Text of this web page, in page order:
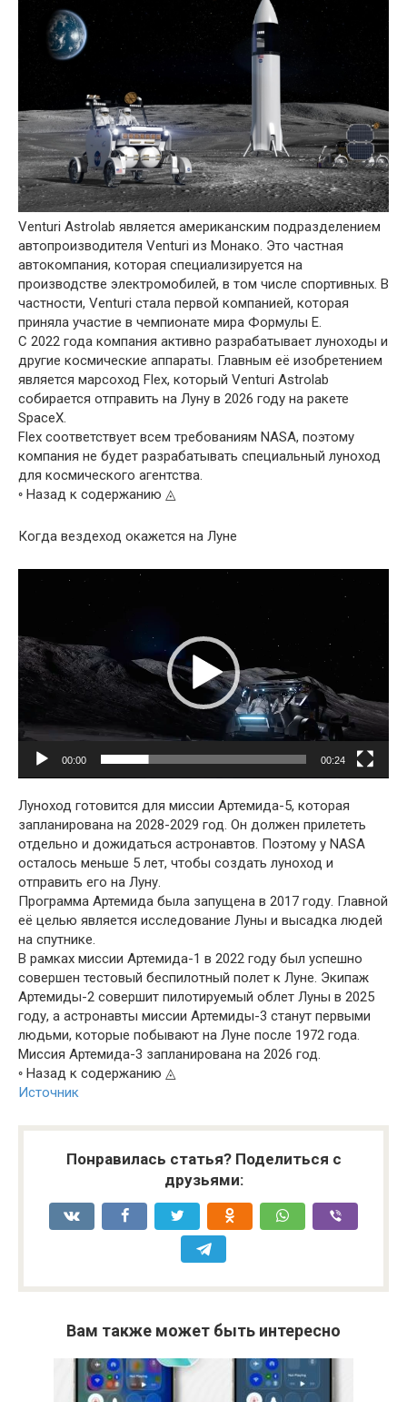
Venturi Astrolab является американским подразделением
автопроизводителя Venturi из Монако. Это частная
автокомпания, которая специализируется на
производстве электромобилей, в том числе спортивных. В
частности, Venturi стала первой компанией, которая
приняла участие в чемпионате мира Формулы E.
С 2022 года компания активно разрабатывает луноходы и
другие космические аппараты. Главным её изобретением
является марсоход Flex, который Venturi Astrolab
собирается отправить на Луну в 2026 году на ракете
SpaceX.
Flex соответствует всем требованиям NASA, поэтому
компания не будет разрабатывать специальный луноход
для космического агентства.
◦ Назад к содержанию ◬
Когда вездеход окажется на Луне
Видеоплеер
00:00 00:24
Луноход готовится для миссии Артемида-5, которая
запланирована на 2028-2029 год. Он должен прилететь
отдельно и дожидаться астронавтов. Поэтому у NASA
осталось меньше 5 лет, чтобы создать луноход и
отправить его на Луну.
Программа Артемида была запущена в 2017 году. Главной
её целью является исследование Луны и высадка людей
на спутнике.
В рамках миссии Артемида-1 в 2022 году был успешно
совершен тестовый беспилотный полет к Луне. Экипаж
Артемиды-2 совершит пилотируемый облет Луны в 2025
году, а астронавты миссии Артемиды-3 станут первыми
людьми, которые побывают на Луне после 1972 года.
Миссия Артемида-3 запланирована на 2026 год.
◦ Назад к содержанию ◬
Источник
Понравилась статья? Поделиться с
друзьями:
Вам также может быть интересно